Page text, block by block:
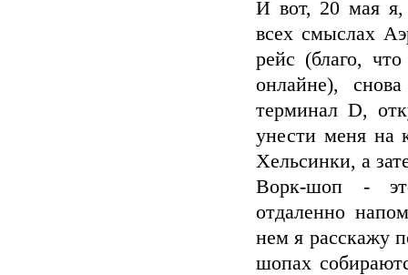
И вот, 20 мая я,
всех смыслах
рейс (благо, что
онлайне),
терминал D,
унести меня на
Хельсинки, а
Ворк-шоп -
отдаленно
нем я расскажу
шопах